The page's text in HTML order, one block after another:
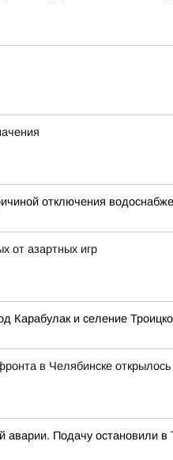
отключения
от азартных игр
Карабулак и селение
в Челябинске
аварии. Подачу остановили